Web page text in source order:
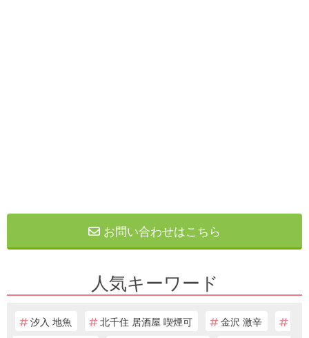
お問い合わせはこちら
人気キーワード
汐入 地魚 北千住 居酒屋 喫煙可
金沢 激辛